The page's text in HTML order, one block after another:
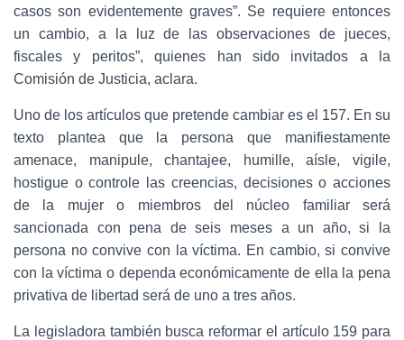
casos son evidentemente graves”. Se requiere entonces
un cambio, a la luz de las observaciones de jueces,
fiscales y peritos”, quienes han sido invitados a la
Comisión de Justicia, aclara.
Uno de los artículos que pretende cambiar es el 157. En su
texto plantea que la persona que manifiestamente
amenace, manipule, chantajee, humille, aísle, vigile,
hostigue o controle las creencias, decisiones o acciones
de la mujer o miembros del núcleo familiar será
sancionada con pena de seis meses a un año, si la
persona no convive con la víctima. En cambio, si convive
con la víctima o dependa económicamente de ella la pena
privativa de libertad será de uno a tres años.
La legisladora también busca reformar el artículo 159 para